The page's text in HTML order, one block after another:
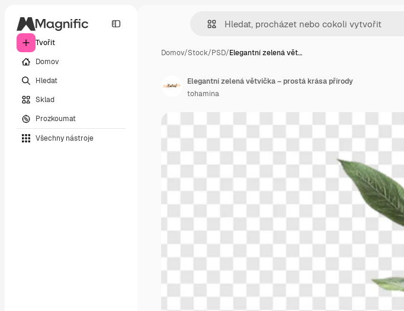
Tvořit
Domov
Hledat
Sklad
Prozkoumat
Všechny nástroje
Domov/Stock/PSD/Elegantní zelená vět…
Elegantní zelená větvička – prostá krása přírody
tohamina